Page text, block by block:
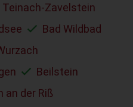
Teinach-Zavelstein
Bad Wildbad
Beilstein
an der Riß